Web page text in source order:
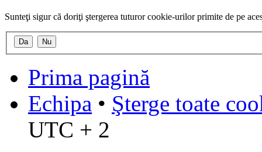
Sunteţi sigur că doriţi ştergerea tuturor cookie-urilor primite de pe
Prima pagină
Echipa • Şterge toate
UTC + 2